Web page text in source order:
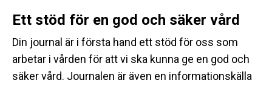
Ett stöd för en god och säker vård
Din journal är i första hand ett stöd för oss som
arbetar i vården för att vi ska kunna ge en god och
säker vård. Journalen är även en informationskälla